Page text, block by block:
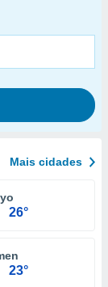
Mais cidades
26°
23°